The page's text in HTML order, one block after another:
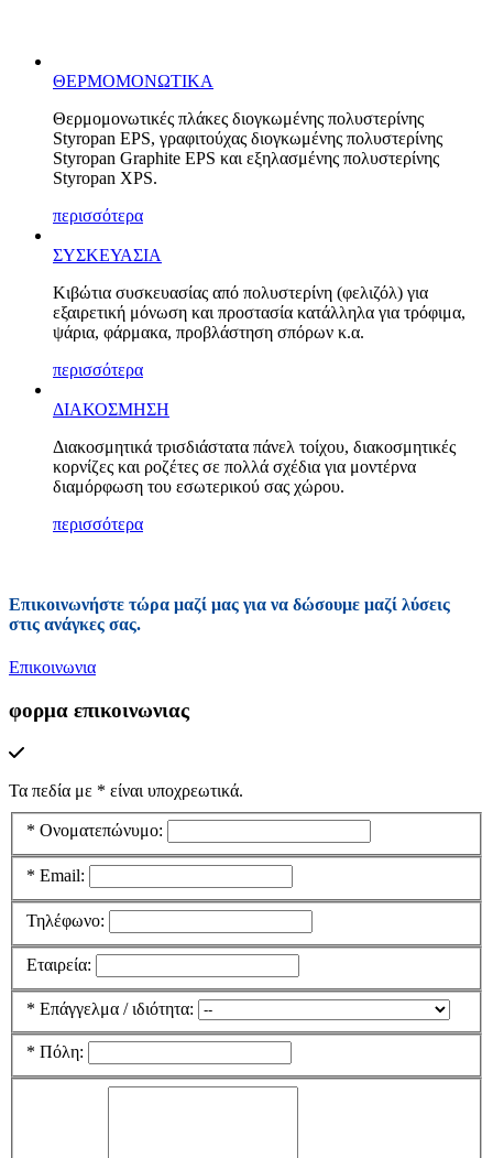
ΘΕΡΜΟΜΟΝΩΤΙΚΑ
Θερμομονωτικές πλάκες διογκωμένης πολυστερίνης
Styropan EPS, γραφιτούχας διογκωμένης πολυστερίνης
Styropan Graphite EPS και εξηλασμένης πολυστερίνης
Styropan XPS.
περισσότερα
ΣΥΣΚΕΥΑΣΙΑ
Κιβώτια συσκευασίας από πολυστερίνη (φελιζόλ) για
εξαιρετική μόνωση και προστασία κατάλληλα για τρόφιμα,
ψάρια, φάρμακα, προβλάστηση σπόρων κ.α.
περισσότερα
ΔΙΑΚΟΣΜΗΣΗ
Διακοσμητικά τρισδιάστατα πάνελ τοίχου, διακοσμητικές
κορνίζες και ροζέτες σε πολλά σχέδια για μοντέρνα
διαμόρφωση του εσωτερικού σας χώρου.
περισσότερα
Επικοινωνήστε τώρα μαζί μας για να δώσουμε μαζί λύσεις
στις ανάγκες σας.
Επικοινωνια
φορμα επικοινωνιας
Τα πεδία με * είναι υποχρεωτικά.
* Ονοματεπώνυμο:
* Email:
Τηλέφωνο:
Εταιρεία:
* Επάγγελμα / ιδιότητα:
* Πόλη: